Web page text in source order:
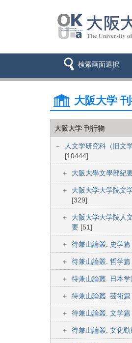
検索画面選択
大阪大学
大阪大学 刊行物
人文学研究科（旧文
[10444]
大阪大學文學部紀
大阪大学大学院文
[329]
大阪大学大学院人
要 [51]
待兼山論叢. 史学篇
待兼山論叢. 哲学篇
待兼山論叢. 日本学
待兼山論叢. 芸術篇
待兼山論叢. 文学篇
待兼山論叢. 文化動